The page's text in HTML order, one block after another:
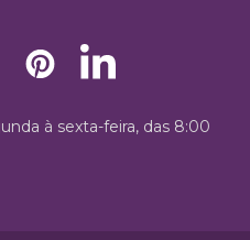
à sexta-feira, das 8:00